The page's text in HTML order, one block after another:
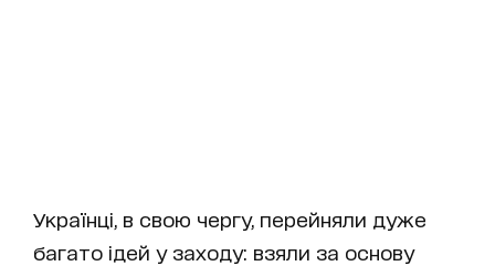
Українці, в свою чергу, перейняли дуже
багато ідей у ​​заходу: взяли за основу